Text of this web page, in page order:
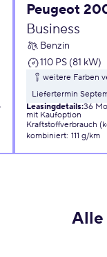
Peugeot
Business
Benzin
110 PS (81 kW)
weitere Farben
Liefertermin
Leasingdetails:36
mit Kaufoption
Kraftstoffverbrauch
kombiniert: 111 g/km
Alle